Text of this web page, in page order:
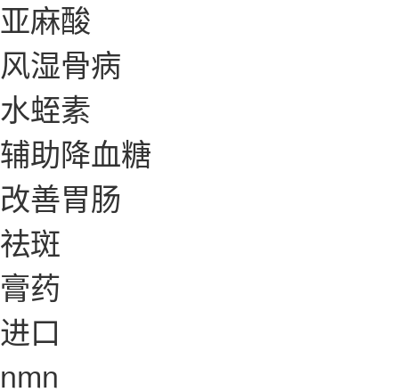
亚麻酸
风湿骨病
水蛭素
辅助降血糖
改善胃肠
祛斑
膏药
进口
nmn